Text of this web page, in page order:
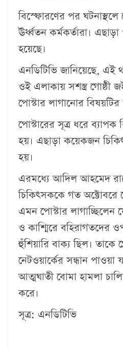
বিস্ফোরণের পর
ঊর্ধ্বতন কর্মকর্তারা।
হয়েছে।
এনডিটিভি জানিয়েছে, এই
ওই এলাকায় সশস্ত্র গোষ্ঠী
পোস্টার লাগানোর
পোস্টারের সূত্র ধরে
হয়। এছাড়া কয়েকজন
হয়।
এরমধ্যে আদিল আহমেদ
চিকিৎসককে গত অক্টোবরে
এমন পোস্টার লাগাচ্ছিলেন
ও কাশ্মিরে বহিরাগতদের
হুঁশিয়ারি বাক্য ছিল। তাকে
নেটওয়ার্কের সন্ধান পাওয়া
আত্মঘাতী বোমা হামলা
করে।
সূত্র: এনডিটিভি